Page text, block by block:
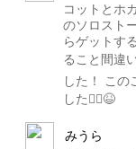
コットとホ
のソロスト
らゲットす
ること間違
した！ この
した🙇‍♂️😆
みうら